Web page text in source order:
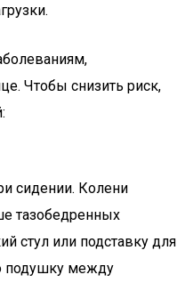
Чтобы снизить риск,
сидении. Колени
тазобедренных
стул или подставку для
подушку между